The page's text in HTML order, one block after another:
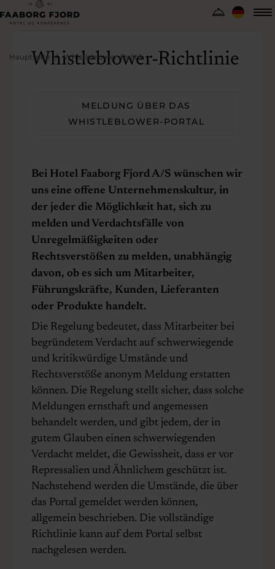
Hauptseite Whistleblower-Politik
Whistleblower-Richtlinie
MELDUNG ÜBER DAS
WHISTLEBLOWER-PORTAL
Bei Hotel Faaborg Fjord A/S wünschen wir
uns eine offene Unternehmenskultur, in
der jeder die Möglichkeit hat, sich zu
melden und Verdachtsfälle von
Unregelmäßigkeiten oder
Rechtsverstößen zu melden, unabhängig
davon, ob es sich um Mitarbeiter,
Führungskräfte, Kunden, Lieferanten
oder Produkte handelt.
Die Regelung bedeutet, dass Mitarbeiter bei
begründetem Verdacht auf schwerwiegende
und kritikwürdige Umstände und
Rechtsverstöße anonym Meldung erstatten
können. Die Regelung stellt sicher, dass solche
Meldungen ernsthaft und angemessen
behandelt werden, und gibt jedem, der in
gutem Glauben einen schwerwiegenden
Verdacht meldet, die Gewissheit, dass er vor
Repressalien und Ähnlichem geschützt ist.
Nachstehend werden die Umstände, die über
das Portal gemeldet werden können,
allgemein beschrieben. Die vollständige
Richtlinie kann auf dem Portal selbst
nachgelesen werden.